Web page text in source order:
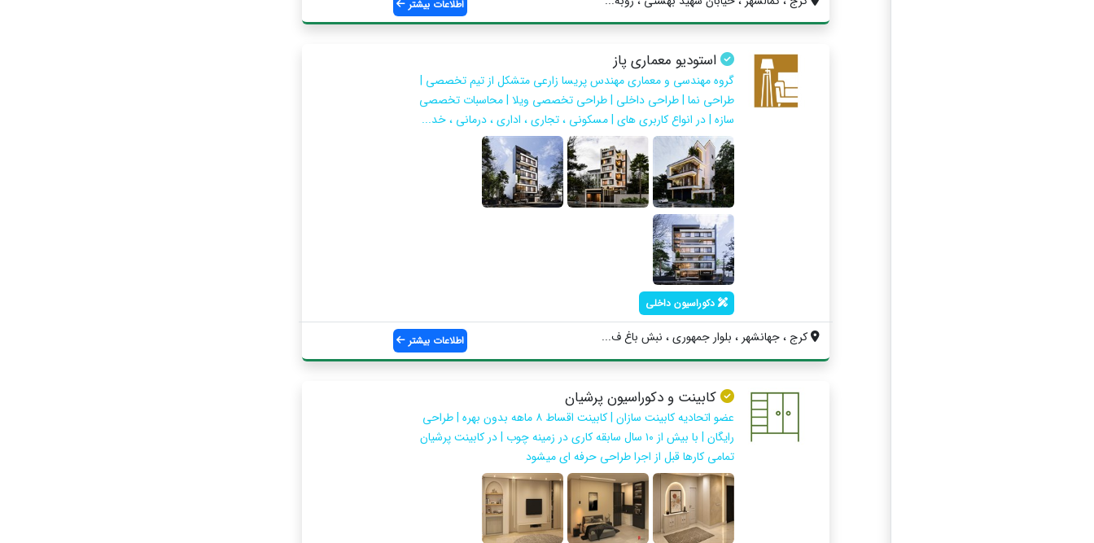
اطلاعات بیشتر
استودیو معماری پاز
گروه مهندسی و معماری مهندس پریسا زارعی متشکل از تیم تخصصی |
طراحی نما | طراحی داخلی | طراحی تخصصی ویلا | محاسبات تخصصی
سازه | در انواع کاربری های | مسکونی ، تجاری ، اداری ، درمانی ، خد...
دکوراسیون داخلی
کرج ، جهانشهر ، بلوار جمهوری ، نبش باغ ف... اطلاعات بیشتر
کابینت و دکوراسیون پرشیان
عضو اتحادیه کابینت سازان | کابینت اقساط ۸ ماهه بدون بهره | طراحی
رایگان | با بیش از ۱۰ سال سابقه کاری در زمینه چوب | در کابینت پرشیان
تمامی کارها قبل از اجرا طراحی حرفه ای میشود